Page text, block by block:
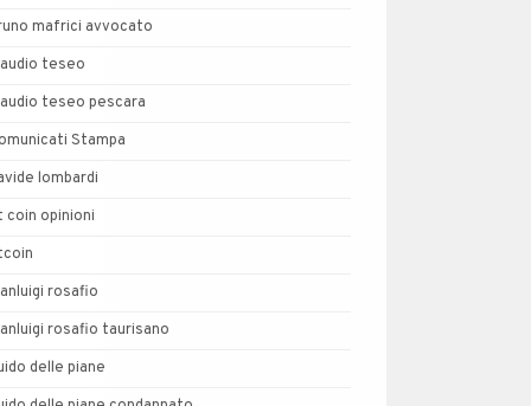
mafrici avvocato
teseo
teseo pescara
Stampa
lombardi
coin opinioni
rosafio
rosafio taurisano
delle piane